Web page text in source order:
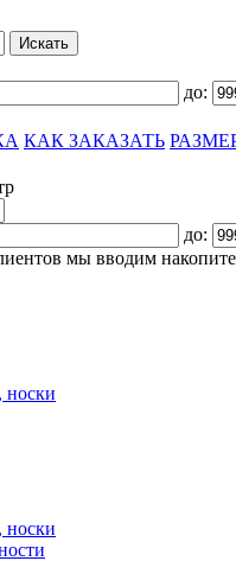
до:
КАК ЗАКАЗАТЬ
до:
мы вводим
носки
носки